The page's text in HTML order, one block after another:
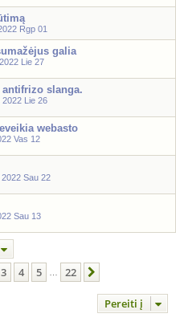
Rgp 01
galia
2022 Lie 27
antifrizo slanga.
2022 Lie 26
webasto
Vas 12
2022 Sau 22
Sau 13
1iš 22
3 4 5 22
Pereiti į